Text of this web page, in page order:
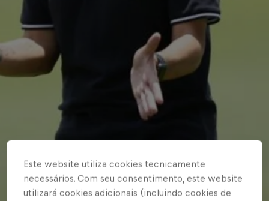
Este website utiliza cookies tecnicamente
necessários. Com seu consentimento, este website
utilizará cookies adicionais (incluindo cookies de